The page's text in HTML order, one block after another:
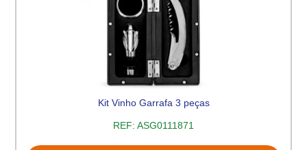
Kit Vinho Garrafa 3 peças
REF: ASG0111871